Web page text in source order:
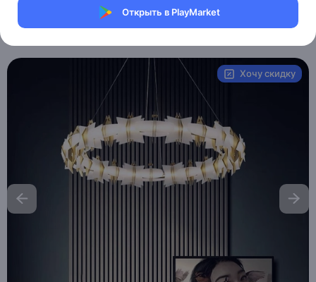
Открыть в PlayMarket
Магазин Table lamps
Хочу скидку